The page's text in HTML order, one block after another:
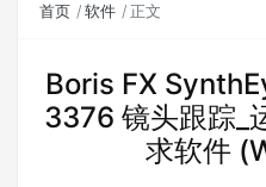
首页 软件 正文
Boris FX
3376 镜头跟踪_
求软件